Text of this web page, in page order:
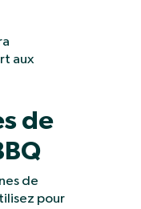
aux
de
de
pour